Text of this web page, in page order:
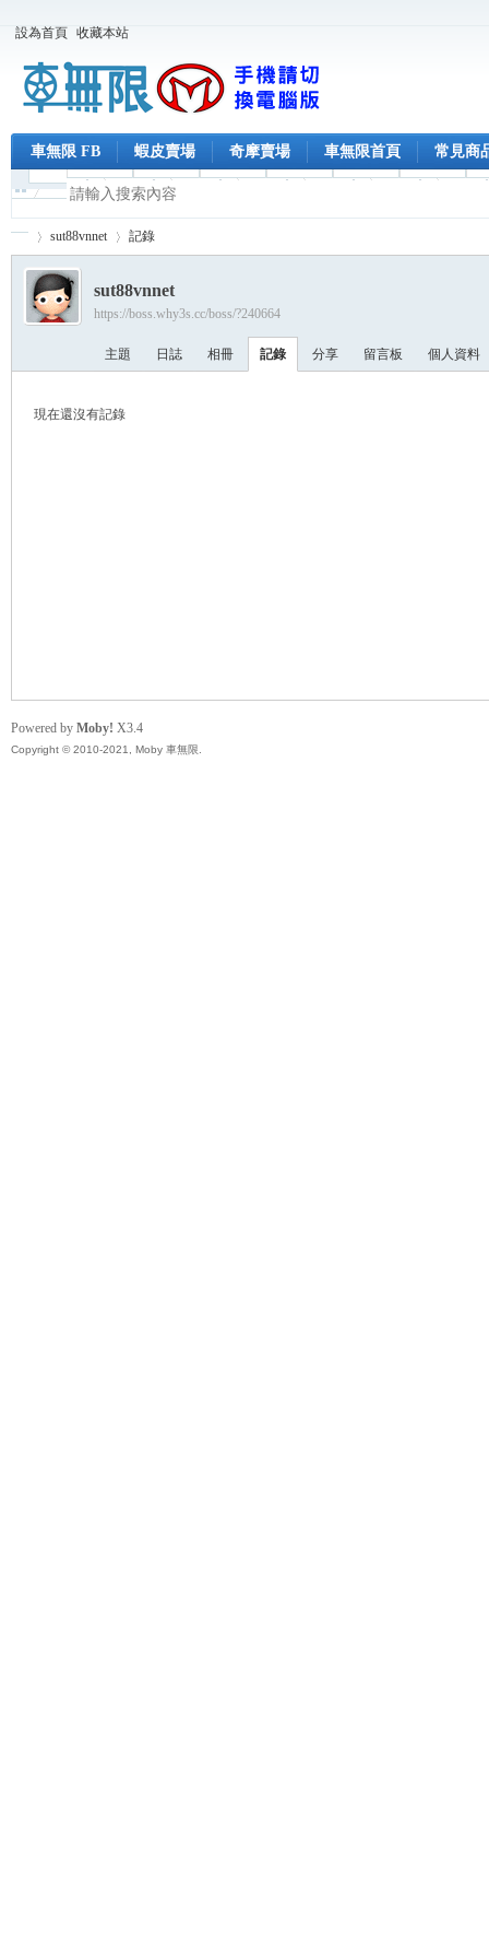
設為首頁 收藏本站
車無限 FB 蝦皮賣場 奇摩賣場 車無限首頁 常見商
›
sut88vnnet 記錄
sut88vnnet
https://boss.why3s.cc/boss/?240664
主題 日誌 相冊 記錄 分享 留言板 個人資料
現在還沒有記錄
Powered by Moby! X3.4
Copyright © 2010-2021, Moby 車無限.